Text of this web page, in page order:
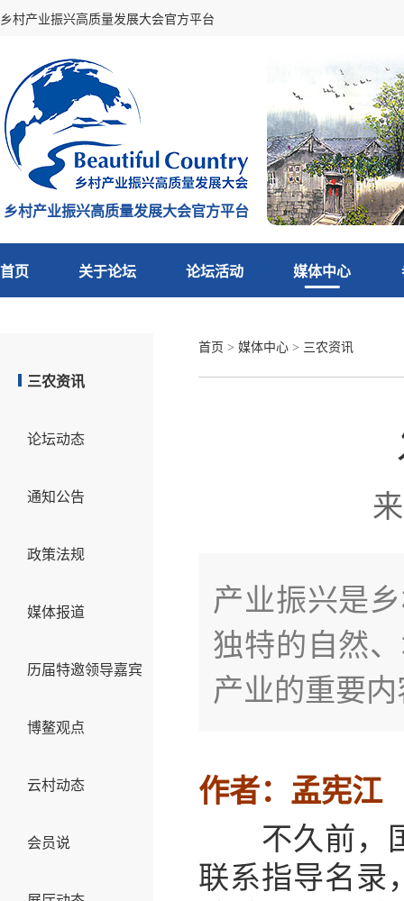
乡村产业振兴高质量发展大会官方平台
乡村产业振兴高质量发展大会官方平台
首页 关于论坛 论坛活动 媒体中心
三农资讯
论坛动态
通知公告
政策法规
媒体报道
历届特邀领导嘉宾
博鳌观点
云村动态
会员说
首页 > 媒体中心 > 三农资讯
产业振兴是
独特的自然
产业的重要
作者：孟宪江
不久前，国
联系指导名录